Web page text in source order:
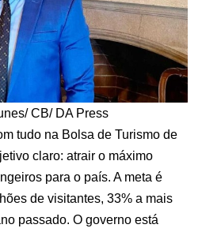
CB/ DA Press
tudo na Bolsa de Turismo de
claro: atrair o máximo
para o país. A meta é
de visitantes, 33% a mais
passado. O governo está